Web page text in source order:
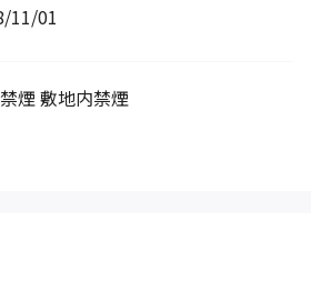
11/01
煙 敷地内禁煙